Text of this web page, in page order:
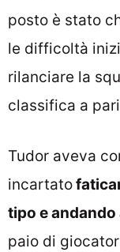
posto è stato
le difficoltà
rilanciare la
classifica a
Tudor aveva
incartato
tipo e
paio di